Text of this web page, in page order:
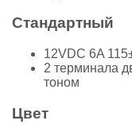
Стандартный
12VDC 6A
2 терминала
тоном
Цвет